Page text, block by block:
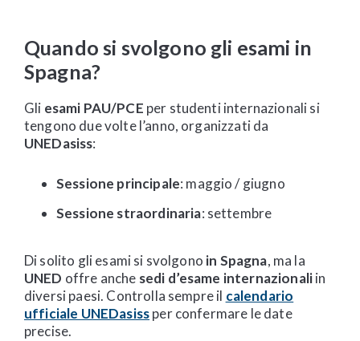
Quando si svolgono gli esami in
Spagna?
Gli esami PAU/PCE per studenti internazionali si
tengono due volte l’anno, organizzati da
UNEDasiss:
Sessione principale: maggio / giugno
Sessione straordinaria: settembre
Di solito gli esami si svolgono in Spagna, ma la
UNED offre anche sedi d’esame internazionaliin
diversi paesi. Controlla sempre il calendario
ufficiale UNEDasissper confermare le date
precise.